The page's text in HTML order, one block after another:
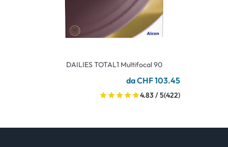
DAILIES TOTAL1 Multifocal 90
da CHF 103.45
4.83 / 5(422)